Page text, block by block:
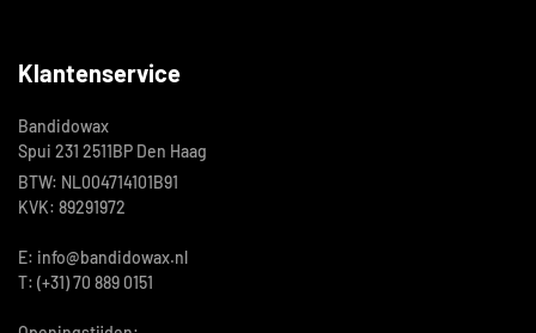
Klantenservice
Bandidowax
Spui 231 2511BP Den Haag
BTW: NL004714101B91
KVK: 89291972
E: info@bandidowax.nl
T: (+31) 70 889 0151